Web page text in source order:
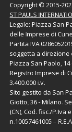
Copyright © 2015-
ST PAULS
Legale: Piazza San
delle Imprese di
Partita IVA
soggetta a
Piazza San Paolo, 14
Registro Imprese di
3.400.000 i.v.
Sito gestito da San
Giotto, 36 - Milano.
(CN), Cod. fisc./P.Iva
n.10057461005 –